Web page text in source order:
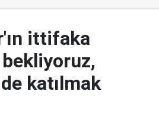
ittifaka
bekliyoruz,
katılmak